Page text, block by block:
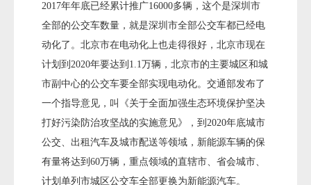
2017年年底已经累计推广16000多辆，这个是深圳市
全部的公交车数量，就是深圳市全部公交车都已经电
动化了。北京市在电动化上也走得很好，北京市现在
计划到2020年要达到1.1万辆，北京市的主要城区和城
市副中心的公交车要全部实现电动化。交通部发布了
一个指导意见，叫《关于全面加强生态环境保护坚决
打好污染防治攻坚战的实施意见》，到2020年底城市
公交、出租汽车及城市配送等领域，新能源车辆的保
有量将达到60万辆，重点领域的直辖市、省会城市、
计划单列市城区公交车全部更换为新能源汽车。